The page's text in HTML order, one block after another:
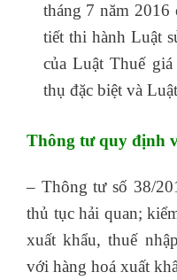
tháng 7 năm
tiết thi hành Luật
của Luật Thuế
thụ đặc biệt và
Thông tư quy định
– Thông tư số 38/
thủ tục hải quan;
xuất khẩu, thuế
với hàng hoá xuất